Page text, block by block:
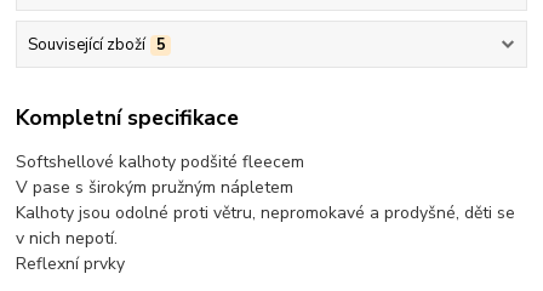
Související zboží 5
Kompletní specifikace
Softshellové kalhoty podšité fleecem
V pase s širokým pružným nápletem
Kalhoty jsou odolné proti větru, nepromokavé a prodyšné, děti se
v nich nepotí.
Reflexní prvky